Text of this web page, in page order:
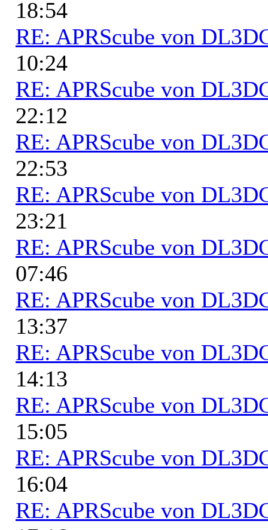
18:54
RE: APRScube von
10:24
RE: APRScube von
22:12
RE: APRScube von
22:53
RE: APRScube von
23:21
RE: APRScube von
07:46
RE: APRScube von
13:37
RE: APRScube von
14:13
RE: APRScube von
15:05
RE: APRScube von
16:04
RE: APRScube von